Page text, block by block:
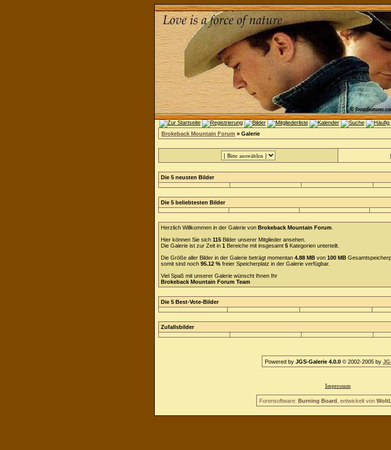
Brokeback Mountain Forum » Galerie
Die 5 neusten Bilder
Die 5 beliebtesten Bilder
Herzlich Willkommen in der Galerie von Brokeback Mountain Forum
Hier können Sie sich 115 Bilder unserer Mitglieder ansehen.
Die Galerie ist zur Zeit in 1 Bereiche mit insgesamt 5 Kategorien unterteilt.
Die Größe aller Bilder in der Galerie beträgt momentan 4.88 MB von 100 MB
somit sind noch 95.12 % freier Speicherplatz in der Galerie verfügbar.
Viel Spaß mit unserer Galerie wünscht Ihnen Ihr
Brokeback Mountain Forum Team
Die 5 Best-Vote-Bilder
Zufallsbilder
Powered by JGS-Galerie 4.0.0© 2002-2005 by
Impressum
Forensoftware: Burning Board , entwickelt von